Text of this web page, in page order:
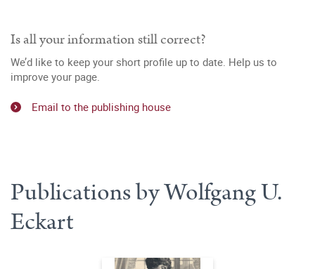
Is all your information still correct?
We’d like to keep your short profile up to date. Help us to
improve your page.
Email to the publishing house
Publications by Wolfgang U.
Eckart